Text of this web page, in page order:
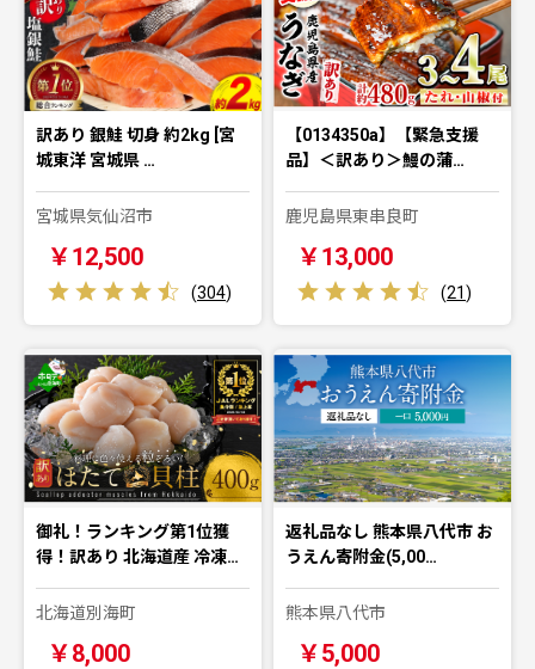
訳あり 銀鮭 切身 約2kg [宮
城東洋 宮城県 …
宮城県気仙沼市
￥12,500
(304)
【0134350a】【緊急支援
品】＜訳あり＞鰻の蒲…
鹿児島県東串良町
￥13,000
(21)
御礼！ランキング第1位獲
得！訳あり 北海道産 冷凍…
北海道別海町
￥8,000
返礼品なし 熊本県八代市 お
うえん寄附金(5,00…
熊本県八代市
￥5,000